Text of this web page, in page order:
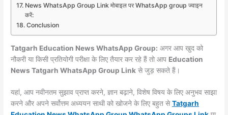
News WhatsApp Group Link मोबाइल पर WhatsApp group ज्वाइन
करें:
Conclusion
Tatgarh Education News WhatsApp Group: अगर आप खुद को
नौकरी या किसी प्रतियोगी परीक्षा के लिए तैयार कर रहे हैं तो आप Education
News Tatgarh WhatsApp Group Link से जुड़ सकते हैं।
यहां, आप नवीनतम सुझाव प्राप्त करने, ज्ञान बढ़ाने, विशेष विषय के लिए अनुभव साझा
करने और अपने सर्वोत्तम अध्ययन साथी को खोजने के लिए बहुत सेTatgarh